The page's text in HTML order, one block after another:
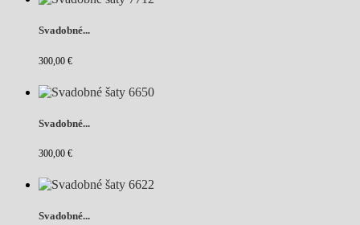
Svadobné...
300,00 €
Svadobné...
300,00 €
Svadobné...